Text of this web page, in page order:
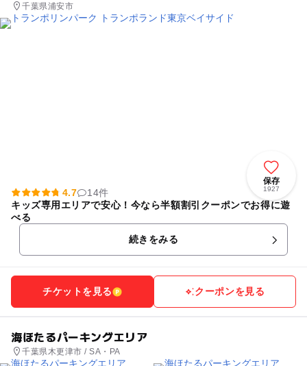
千葉県浦安市
保存
1927
4.7
14件
キッズ専用エリアで安心！今なら半額割引クーポンでお得に遊
べる
続きをみる
チケットを見る クーポンを見る
海ほたるパーキングエリア
千葉県木更津市 / SA・PA